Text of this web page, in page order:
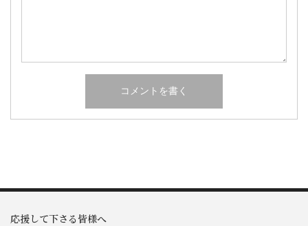
応援して下さる皆様へ